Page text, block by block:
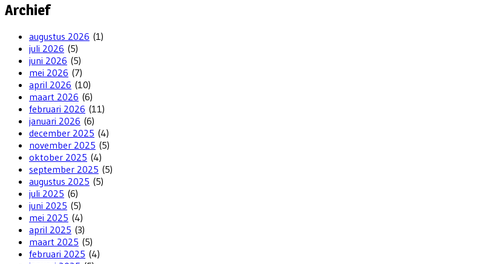
Archief
augustus 2026 (1)
juli 2026 (5)
juni 2026 (5)
mei 2026 (7)
april 2026 (10)
maart 2026 (6)
februari 2026 (11)
januari 2026 (6)
december 2025 (4)
november 2025 (5)
oktober 2025 (4)
september 2025 (5)
augustus 2025 (5)
juli 2025 (6)
juni 2025 (5)
mei 2025 (4)
april 2025 (3)
maart 2025 (5)
februari 2025 (4)